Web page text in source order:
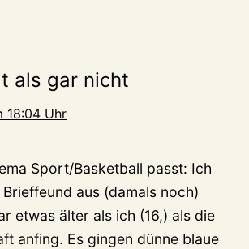
als gar nicht
18:04 Uhr
Sport/Basketball passt: Ich
aus (damals noch)
etwas älter als ich (16,) als die
anfing. Es gingen dünne blaue